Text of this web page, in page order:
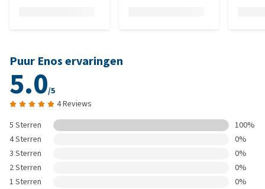
Puur Enos ervaringen
5.0/5
4 Reviews
5 Sterren
100%
4 Sterren
0%
3 Sterren
0%
2 Sterren
0%
1 Sterren
0%